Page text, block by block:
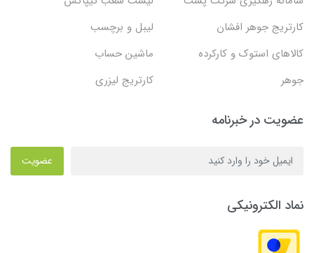
کارتریج جوهر افشان
لیبل و برچسب
کالاهای استوک و کارکرده
ماشین حساب
جوهر
کارتریج لیزری
عضویت در خبرنامه
عضویت
نماد الکترونیکی